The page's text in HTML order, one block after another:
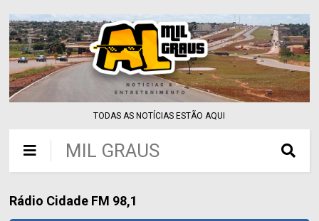
TODAS AS NOTÍCIAS ESTÃO AQUI
MIL GRAUS
Rádio Cidade FM 98,1